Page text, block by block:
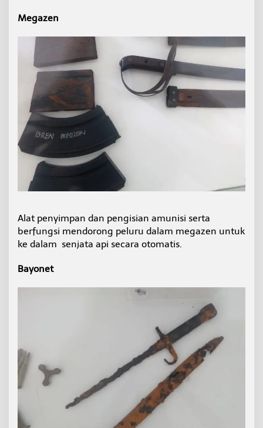
Megazen
Alat penyimpan dan pengisian amunisi serta
berfungsi mendorong peluru dalam megazen untuk
ke dalam senjata api secara otomatis.
Bayonet